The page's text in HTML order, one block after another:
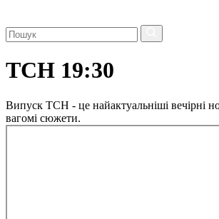
ТСН 19:30
Випуск ТСН - це найактуальніші вечірні
вагомі сюжети.